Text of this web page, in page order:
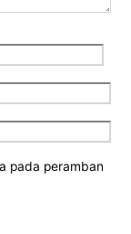
pada peramban